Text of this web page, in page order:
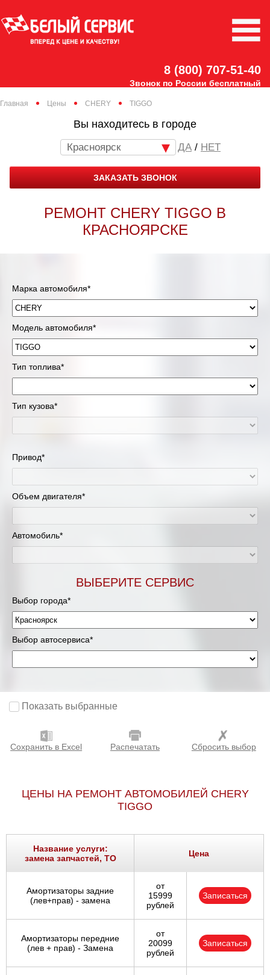
8 (800) 707-51-40
Звонок по России бесплатный
Главная Цены CHERY TIGGO
Вы находитесь в городе
Красноярск / НЕТ
ЗАКАЗАТЬ ЗВОНОК
РЕМОНТ CHERY TIGGO В
КРАСНОЯРСКЕ
Марка автомобиля*
Модель автомобиля*
Тип топлива*
Тип кузова*
Привод*
Объем двигателя*
Автомобиль*
ВЫБЕРИТЕ СЕРВИС
Выбор города*
Выбор автосервиса*
Показать выбранные
Сохранить в Excel Распечатать Сбросить выбор
ЦЕНЫ НА РЕМОНТ АВТОМОБИЛЕЙ CHERY
TIGGO
Название услуги:
замена запчастей, ТО
Цена
Амортизаторы задние
(лев+прав) - замена
от
15999
рублей
Записаться
Амортизаторы передние
(лев + прав) - Замена
от
20099
рублей
Записаться